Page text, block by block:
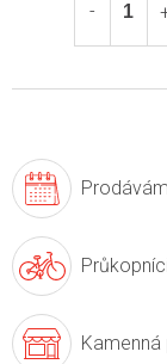
Kamenná